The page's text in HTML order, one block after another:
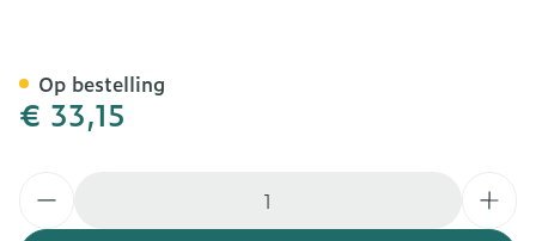
€ 33,15
Op bestelling